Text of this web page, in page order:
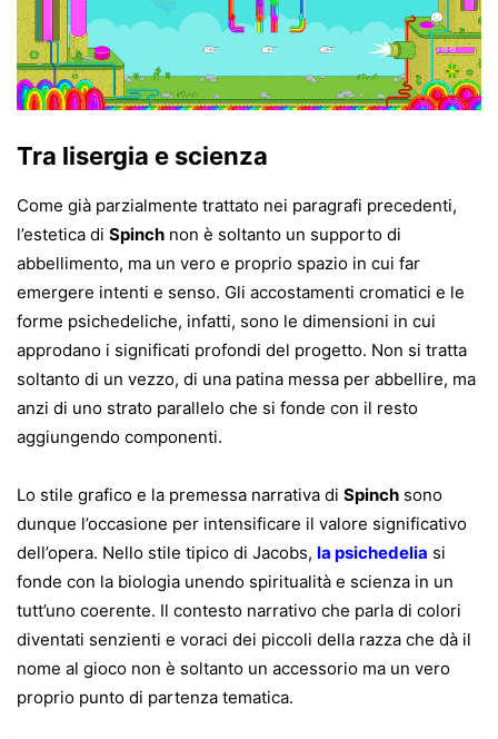
Tra lisergia e scienza
Come già parzialmente trattato nei paragrafi precedenti,
l’estetica di Spinch non è soltanto un supporto di
abbellimento, ma un vero e proprio spazio in cui far
emergere intenti e senso. Gli accostamenti cromatici e le
forme psichedeliche, infatti, sono le dimensioni in cui
approdano i significati profondi del progetto. Non si tratta
soltanto di un vezzo, di una patina messa per abbellire, ma
anzi di uno strato parallelo che si fonde con il resto
aggiungendo componenti.
Lo stile grafico e la premessa narrativa di Spinch sono
dunque l’occasione per intensificare il valore significativo
dell’opera. Nello stile tipico di Jacobs, la psichedelia si
fonde con la biologia unendo spiritualità e scienza in un
tutt’uno coerente. Il contesto narrativo che parla di colori
diventati senzienti e voraci dei piccoli della razza che dà il
nome al gioco non è soltanto un accessorio ma un vero
proprio punto di partenza tematica.